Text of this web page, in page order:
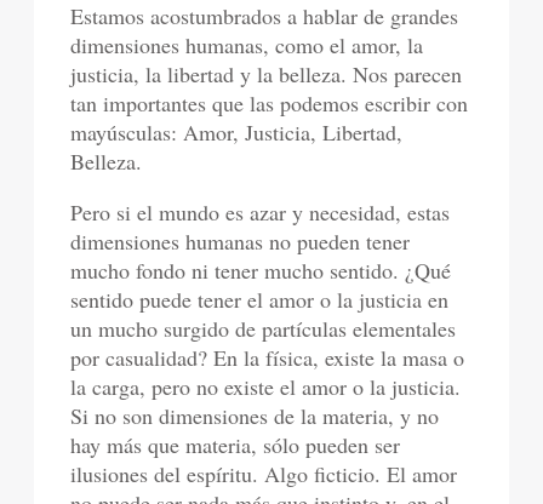
Estamos acostumbrados a hablar de grandes
dimensiones humanas, como el amor, la
justicia, la libertad y la belleza. Nos parecen
tan importantes que las podemos escribir con
mayúsculas: Amor, Justicia, Libertad,
Belleza.
Pero si el mundo es azar y necesidad, estas
dimensiones humanas no pueden tener
mucho fondo ni tener mucho sentido. ¿Qué
sentido puede tener el amor o la justicia en
un mucho surgido de partículas elementales
por casualidad? En la física, existe la masa o
la carga, pero no existe el amor o la justicia.
Si no son dimensiones de la materia, y no
hay más que materia, sólo pueden ser
ilusiones del espíritu. Algo ficticio. El amor